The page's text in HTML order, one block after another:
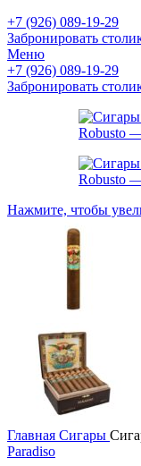
+7 (926) 089-19-29
Забронировать
Меню
+7 (926) 089-19-29
Забронировать
Нажмите, чтобы
Главная Сигары
Paradiso